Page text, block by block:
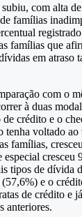
com alta
famílias
famílias que
em atraso
com o
à duas
crédito e o
tenha voltado
famílias,
especial cresceu
tipos de dívida
e o
de crédito e
anteriores.